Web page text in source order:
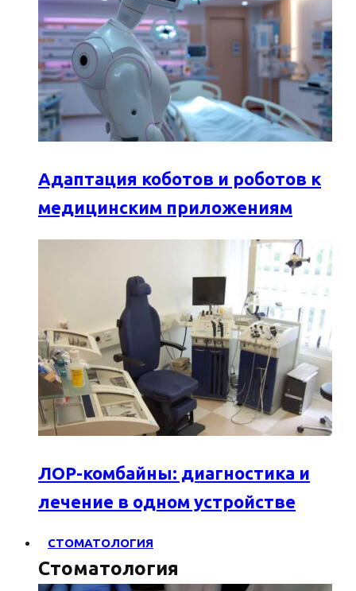
Адаптация коботов и роботов к
медицинским приложениям
ЛОР-комбайны: диагностика и
лечение в одном устройстве
СТОМАТОЛОГИЯ
Стоматология